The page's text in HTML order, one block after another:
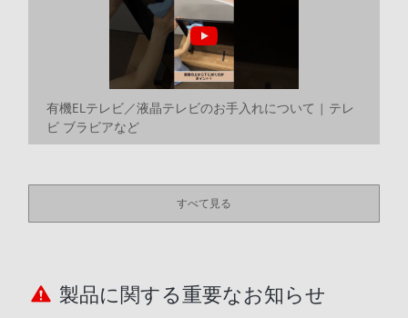
有機ELテレビ／液晶テレビのお手入れについて | テレ
ビ ブラビアなど
すべて見る
製品に関する重要なお知らせ